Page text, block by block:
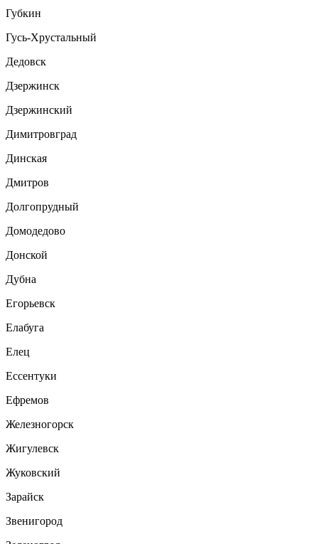
Губкин
Гусь-Хрустальный
Дедовск
Дзержинск
Дзержинский
Димитровград
Динская
Дмитров
Долгопрудный
Домодедово
Донской
Дубна
Егорьевск
Елабуга
Елец
Ессентуки
Ефремов
Железногорск
Жигулевск
Жуковский
Зарайск
Звенигород